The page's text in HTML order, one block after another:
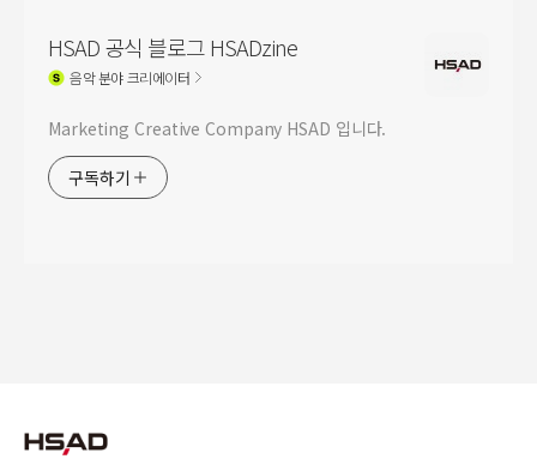
HSAD 공식 블로그 HSADzine
음악분야 크리에이터
Marketing Creative Company HSAD 입니다.
구독하기